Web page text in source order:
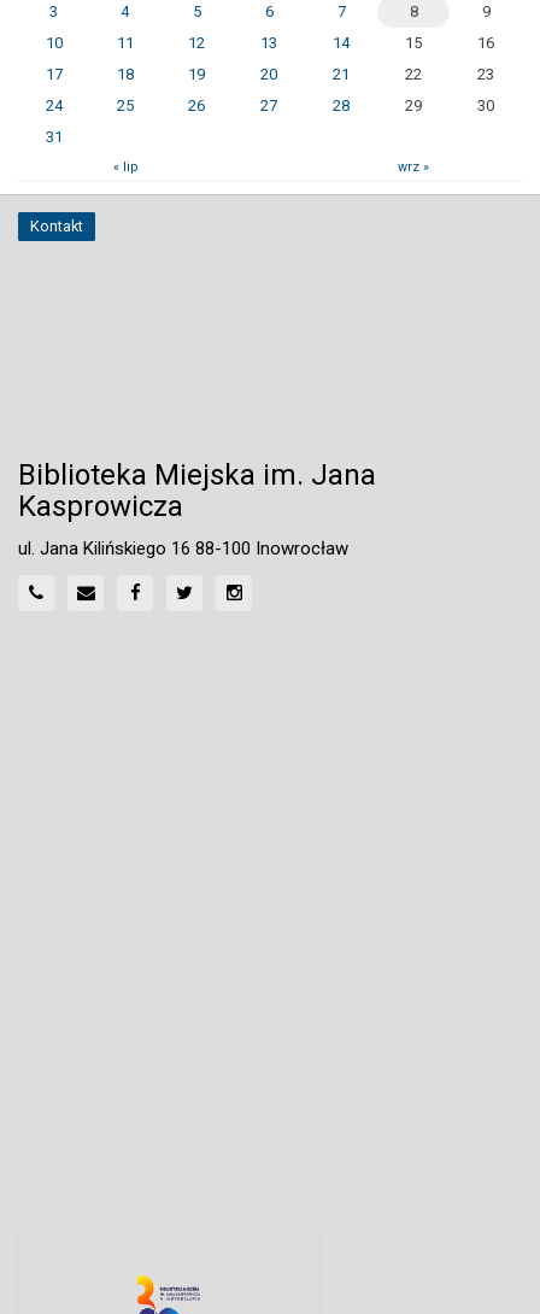
3
4 5 6 7 8
9
10
11 12 13 14 15
16
17
18 19 20 21 22
23
24
25 26 27 28 29
30
31
« lip wrz »
Kontakt
Biblioteka Miejska im. Jana
Kasprowicza
ul. Jana Kilińskiego 16 88-100 Inowrocław